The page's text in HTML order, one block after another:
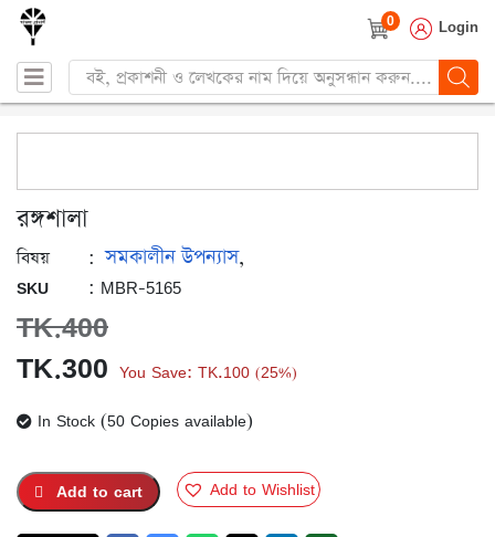
0 Login
Products
search
রঙ্গশালা
বিষয় : সমকালীন উপন্যাস,
SKU : MBR-5165
TK.400
Original
price
TK.400.
TK.300 Current
price
TK.300.
You Save: TK.100 (25%)
In Stock (50 Copies available)
Add to cart Add to Wishlist